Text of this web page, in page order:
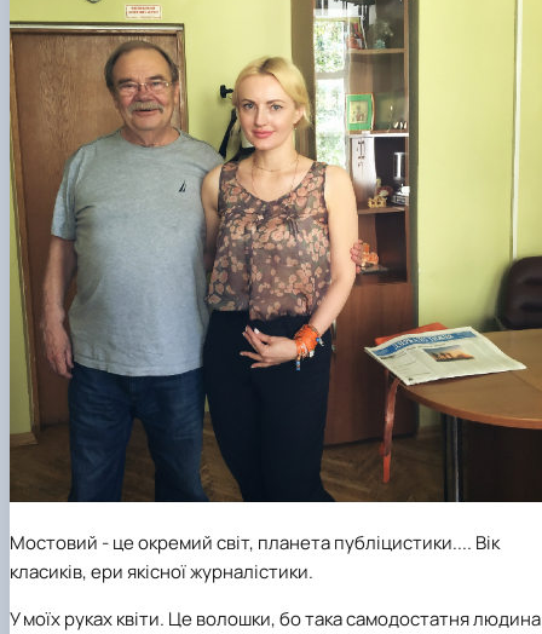
Мостовий - це окремий світ, планета публіцистики.... Вік
класиків, ери якісної журналістики.
У моїх руках квіти. Це волошки, бо така самодостатня людина